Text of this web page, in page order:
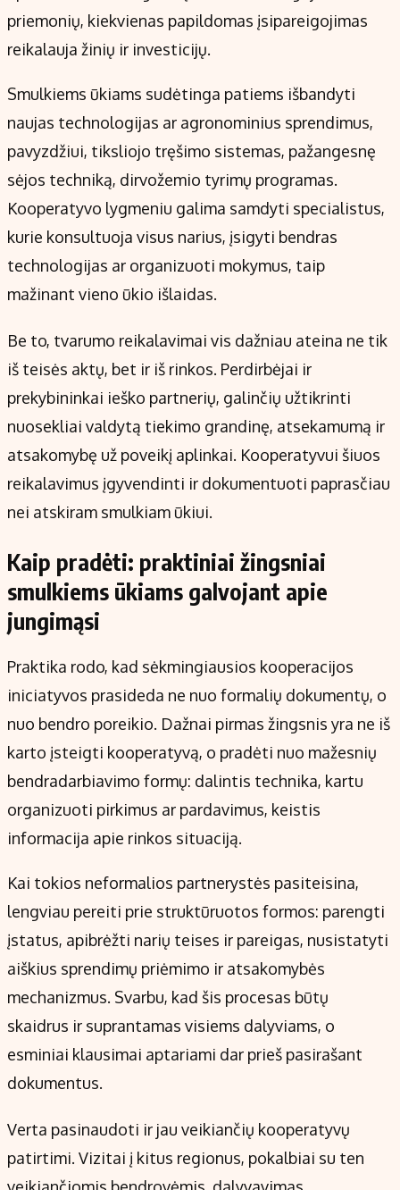
priemonių, kiekvienas papildomas įsipareigojimas
reikalauja žinių ir investicijų.
Smulkiems ūkiams sudėtinga patiems išbandyti
naujas technologijas ar agronominius sprendimus,
pavyzdžiui, tiksliojo tręšimo sistemas, pažangesnę
sėjos techniką, dirvožemio tyrimų programas.
Kooperatyvo lygmeniu galima samdyti specialistus,
kurie konsultuoja visus narius, įsigyti bendras
technologijas ar organizuoti mokymus, taip
mažinant vieno ūkio išlaidas.
Be to, tvarumo reikalavimai vis dažniau ateina ne tik
iš teisės aktų, bet ir iš rinkos. Perdirbėjai ir
prekybininkai ieško partnerių, galinčių užtikrinti
nuosekliai valdytą tiekimo grandinę, atsekamumą ir
atsakomybę už poveikį aplinkai. Kooperatyvui šiuos
reikalavimus įgyvendinti ir dokumentuoti paprasčiau
nei atskiram smulkiam ūkiui.
Kaip pradėti: praktiniai žingsniai
smulkiems ūkiams galvojant apie
jungimąsi
Praktika rodo, kad sėkmingiausios kooperacijos
iniciatyvos prasideda ne nuo formalių dokumentų, o
nuo bendro poreikio. Dažnai pirmas žingsnis yra ne iš
karto įsteigti kooperatyvą, o pradėti nuo mažesnių
bendradarbiavimo formų: dalintis technika, kartu
organizuoti pirkimus ar pardavimus, keistis
informacija apie rinkos situaciją.
Kai tokios neformalios partnerystės pasiteisina,
lengviau pereiti prie struktūruotos formos: parengti
įstatus, apibrėžti narių teises ir pareigas, nusistatyti
aiškius sprendimų priėmimo ir atsakomybės
mechanizmus. Svarbu, kad šis procesas būtų
skaidrus ir suprantamas visiems dalyviams, o
esminiai klausimai aptariami dar prieš pasirašant
dokumentus.
Verta pasinaudoti ir jau veikiančių kooperatyvų
patirtimi. Vizitai į kitus regionus, pokalbiai su ten
veikiančiomis bendrovėmis, dalyvavimas